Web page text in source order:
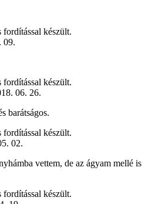
fordítással készült.
09.
fordítással készült.
06. 26.
barátságos.
fordítással készült.
02.
vettem, de az ágyam mellé is
fordítással készült.